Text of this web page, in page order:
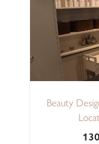
Beauty